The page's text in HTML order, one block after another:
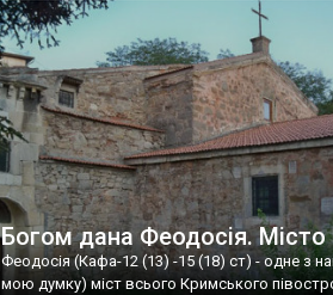
Богом дана Феодосія. Місто
Феодосія (Кафа-12 (13) -15 (18) ст) - одне з
мою думку) міст всього Кримського